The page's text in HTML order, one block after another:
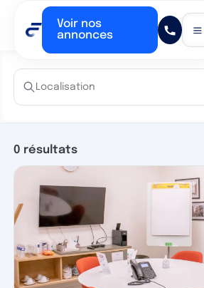
Voir nos
annonces
0 résultats